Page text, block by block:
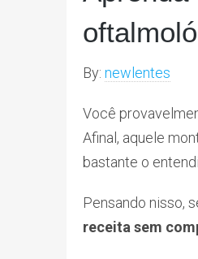
By: newlentes
Você
Afinal, aquele
bastante o
Pensando nisso,
receita sem